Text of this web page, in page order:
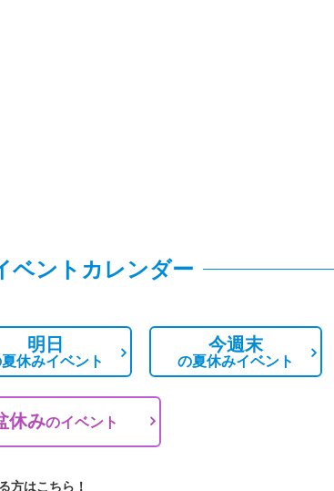
ベントカレンダー
明日
夏休みイベント
今週末
の夏休みイベント
休みのイベント
方はこちら！